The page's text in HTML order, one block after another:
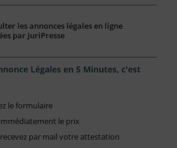
les annonces légales en ligne
par JuriPresse
Légales en 5 Minutes, c'est
le formulaire
le prix
recevez par mail votre attestation